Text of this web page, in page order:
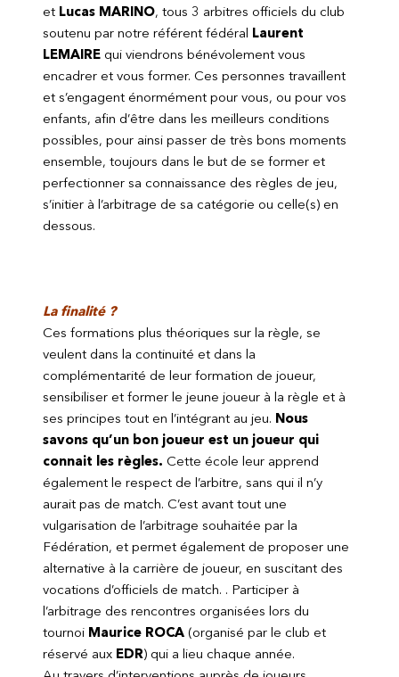
et Lucas MARINO, tous 3 arbitres officiels du club
soutenu par notre référent fédéral Laurent
LEMAIRE qui viendrons bénévolement vous
encadrer et vous former. Ces personnes travaillent
et s’engagent énormément pour vous, ou pour vos
enfants, afin d’être dans les meilleurs conditions
possibles, pour ainsi passer de très bons moments
ensemble, toujours dans le but de se former et
perfectionner sa connaissance des règles de jeu,
s’initier à l’arbitrage de sa catégorie ou celle(s) en
dessous.
La finalité ?
Ces formations plus théoriques sur la règle, se
veulent dans la continuité et dans la
complémentarité de leur formation de joueur,
sensibiliser et former le jeune joueur à la règle et à
ses principes tout en l’intégrant au jeu. Nous
savons qu’un bon joueur est un joueur qui
connait les règles. Cette école leur apprend
également le respect de l’arbitre, sans qui il n’y
aurait pas de match. C’est avant tout une
vulgarisation de l’arbitrage souhaitée par la
Fédération, et permet également de proposer une
alternative à la carrière de joueur, en suscitant des
vocations d’officiels de match. . Participer à
l’arbitrage des rencontres organisées lors du
tournoi Maurice ROCA(organisé par le club et
réservé aux EDR) qui a lieu chaque année.